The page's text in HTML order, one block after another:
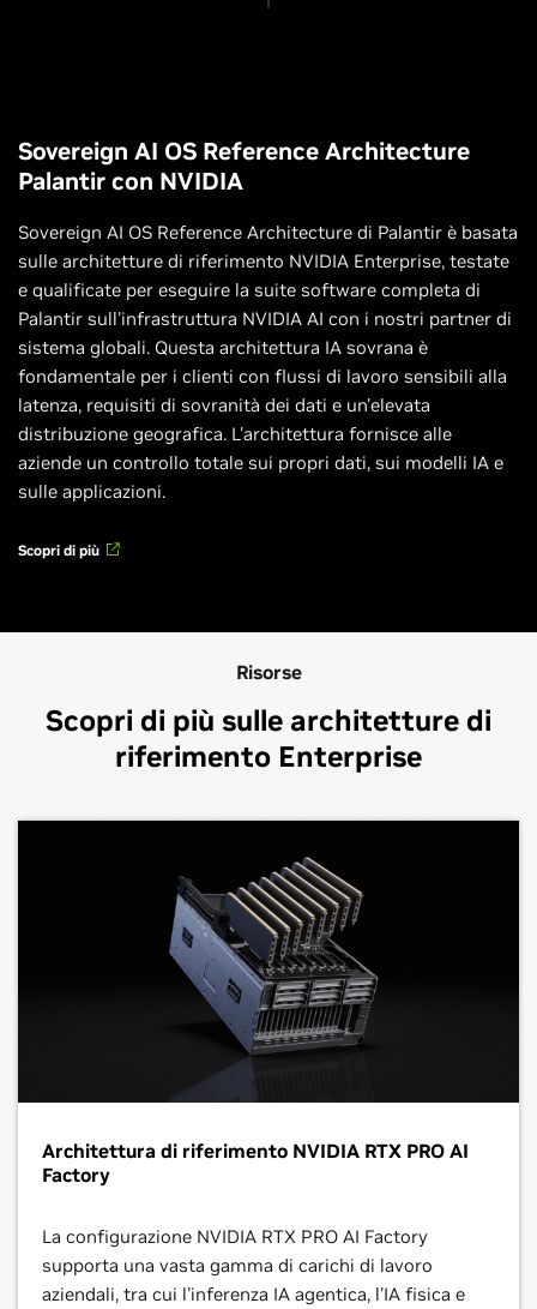
Sovereign AI OS Reference Architecture
Palantir con NVIDIA
Sovereign AI OS Reference Architecture di Palantir è basata
sulle architetture di riferimento NVIDIA Enterprise, testate
e qualificate per eseguire la suite software completa di
Palantir sull'infrastruttura NVIDIA AI con i nostri partner di
sistema globali. Questa architettura IA sovrana è
fondamentale per i clienti con flussi di lavoro sensibili alla
latenza, requisiti di sovranità dei dati e un'elevata
distribuzione geografica. L'architettura fornisce alle
aziende un controllo totale sui propri dati, sui modelli IA e
sulle applicazioni.
Scopri di più
Risorse
Scopri di più sulle architetture di
riferimento Enterprise
Architettura di riferimento NVIDIA RTX PRO AI
Factory
La configurazione NVIDIA RTX PRO AI Factory
supporta una vasta gamma di carichi di lavoro
aziendali, tra cui l'inferenza IA agentica, l'IA fisica e